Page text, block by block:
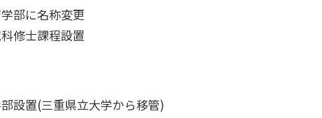
部に名称変更
修士課程設置
設置(三重県立大学から移管)